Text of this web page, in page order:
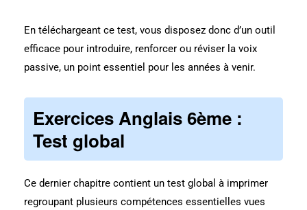
En téléchargeant ce test, vous disposez donc d’un outil
efficace pour introduire, renforcer ou réviser la voix
passive, un point essentiel pour les années à venir.
Exercices Anglais 6ème :
Test global
Ce dernier chapitre contient un test global à imprimer
regroupant plusieurs compétences essentielles vues